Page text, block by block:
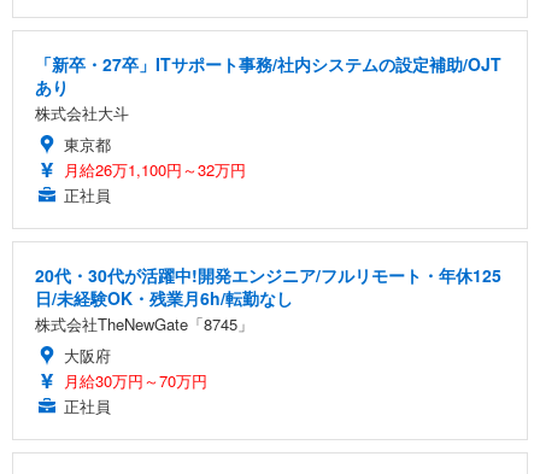
「新卒・27卒」ITサポート事務/社内システムの設定補助/OJT
あり
株式会社大斗
東京都
月給26万1,100円～32万円
正社員
20代・30代が活躍中!開発エンジニア/フルリモート・年休125
日/未経験OK・残業月6h/転勤なし
株式会社TheNewGate「8745」
大阪府
月給30万円～70万円
正社員